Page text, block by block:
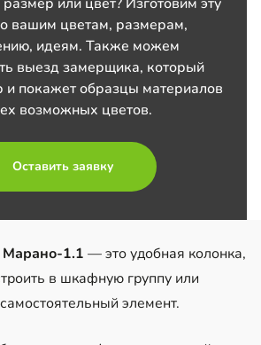
вашим цветам, размерам,
идеям. Также можем
выезд замерщика, который
и покажет образцы материалов
возможных цветов.
Оставить заявку
1.1 — это удобная колонка,
в шкафную группу или
элемент.